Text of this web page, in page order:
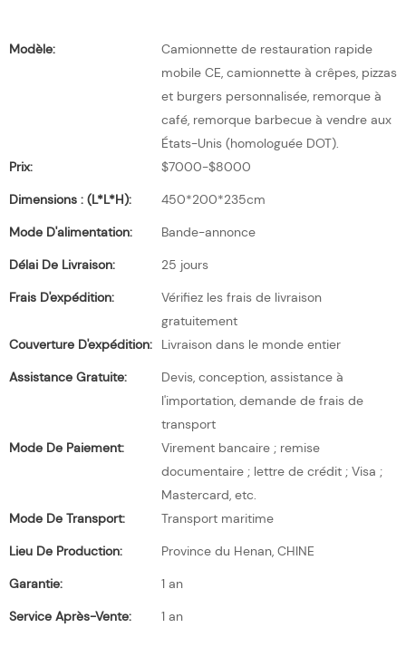
Modèle:
Camionnette de restauration rapide
mobile CE, camionnette à crêpes, pizzas
et burgers personnalisée, remorque à
café, remorque barbecue à vendre aux
États-Unis (homologuée DOT).
Prix:
$7000-$8000
Dimensions : (L*l*H):
450*200*235cm
Mode D'alimentation:
Bande-annonce
Délai De Livraison:
25 jours
Frais D'expédition:
Vérifiez les frais de livraison
gratuitement
Couverture D'expédition:
Livraison dans le monde entier
Assistance Gratuite:
Devis, conception, assistance à
l'importation, demande de frais de
transport
Mode De Paiement:
Virement bancaire ; remise
documentaire ; lettre de crédit ; Visa ;
Mastercard, etc.
Mode De Transport:
Transport maritime
Lieu De Production:
Province du Henan, CHINE
Garantie:
1 an
Service Après-Vente:
1 an